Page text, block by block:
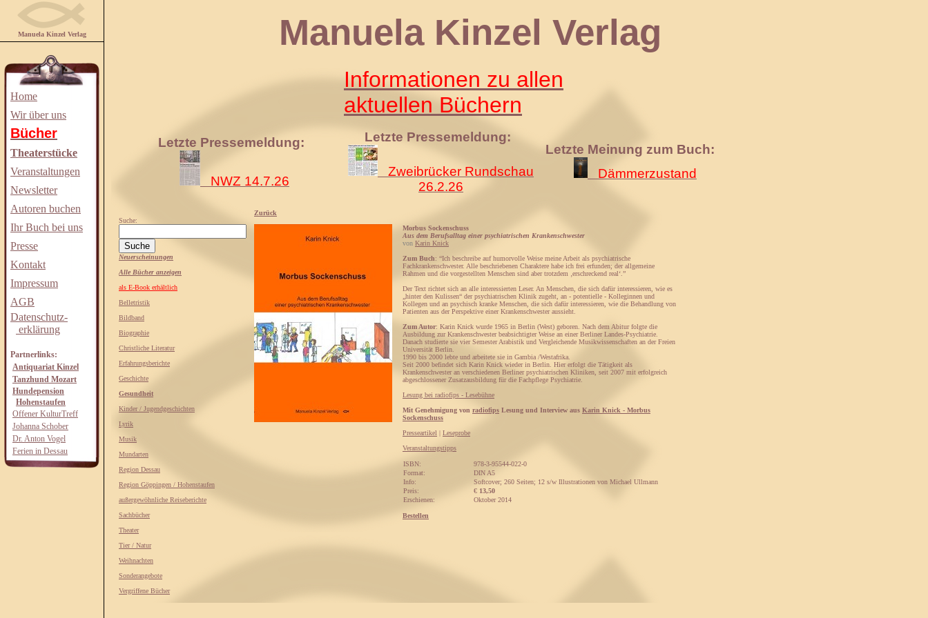
Manuela Kinzel Verlag
Home
Wir über uns
Bücher
Theaterstücke
Veranstaltungen
Newsletter
Autoren buchen
Ihr Buch bei uns
Presse
Kontakt
Impressum
AGB
Datenschutz-
erklärung
Partnerlinks:
Antiquariat Kinzel
Tanzhund Mozart
Hundepension
Hohenstaufen
Offener KulturTreff
Johanna Schober
Dr. Anton Vogel
Ferien in Dessau
Manuela Kinzel Verlag
Informationen zu allen
aktuellen Büchern
Letzte Pressemeldung:
NWZ 14.7.26
Letzte Pressemeldung:
Zweibrücker Rundschau
26.2.26
Letzte Meinung zum Buch:
Dämmerzustand
Suche:
Neuerscheinungen
Alle Bücher anzeigen
als E-Book erhältlich
Belletristik
Bildband
Biographie
Christliche Literatur
Erfahrungsberichte
Geschichte
Gesundheit
Kinder / Jugendgeschichten
Lyrik
Musik
Mundarten
Region Dessau
Region Göppingen / Hohenstaufen
außergewöhnliche Reiseberichte
Sachbücher
Theater
Tier / Natur
Weihnachten
Sonderangebote
Vergriffene Bücher
Zurück
Morbus Sockenschuss
Aus dem Berufsalltag einer psychiatrischen Krankenschwester
von Karin Knick
Zum Buch: “Ich beschreibe auf humorvolle Weise meine Arbeit als psychiatrische
Fachkrankenschwester. Alle beschriebenen Charaktere habe ich frei erfunden; der allgemeine
Rahmen und die vorgestellten Menschen sind aber trotzdem ‚erschreckend real‘.”
Der Text richtet sich an alle interessierten Leser. An Menschen, die sich dafür interessieren, wie es
„hinter den Kulissen“ der psychiatrischen Klinik zugeht, an - potentielle - Kolleginnen und
Kollegen und an psychisch kranke Menschen, die sich dafür interessieren, wie die Behandlung von
Patienten aus der Perspektive einer Krankenschwester aussieht.
Zum Autor: Karin Knick wurde 1965 in Berlin (West) geboren. Nach dem Abitur folgte die
Ausbildung zur Krankenschwester beabsichtigter Weise an einer Berliner Landes-Psychiatrie.
Danach studierte sie vier Semester Arabistik und Vergleichende Musikwissenschaften an der Freien
Universität Berlin.
1990 bis 2000 lebte und arbeitete sie in Gambia /Westafrika.
Seit 2000 befindet sich Karin Knick wieder in Berlin. Hier erfolgt die Tätigkeit als
Krankenschwester an verschiedenen Berliner psychiatrischen Kliniken, seit 2007 mit erfolgreich
abgeschlossener Zusatzausbildung für die Fachpflege Psychiatrie.
Lesung bei radiofips - Lesebühne
Mit Genehmigung von radiofips Lesung und Interview aus Karin Knick - Morbus
Sockenschuss
Presseartikel | Leseprobe
Veranstaltungstipps
ISBN:
978-3-95544-022-0
Format:
DIN A5
Info:
Softcover; 260 Seiten; 12 s/w Illustrationen von Michael Ullmann
Preis:
€ 13,50
Erschienen:
Oktober 2014
Bestellen